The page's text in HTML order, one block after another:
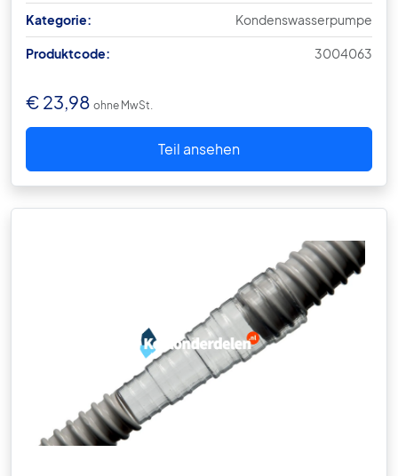
Kategorie: Kondenswasserpumpe
Produktcode: 3004063
€ 23,98 ohne MwSt.
Teil ansehen